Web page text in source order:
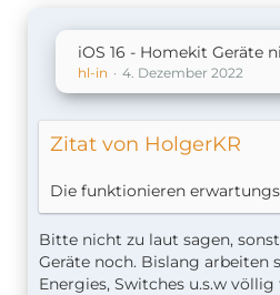
iOS 16 - Homekit Geräte
hl-in 4. Dezember 2022
Zitat von HolgerKR
Die funktionieren
Bitte nicht zu laut sagen,
Geräte noch. Bislang arbeiten
Energies, Switches u.s.w